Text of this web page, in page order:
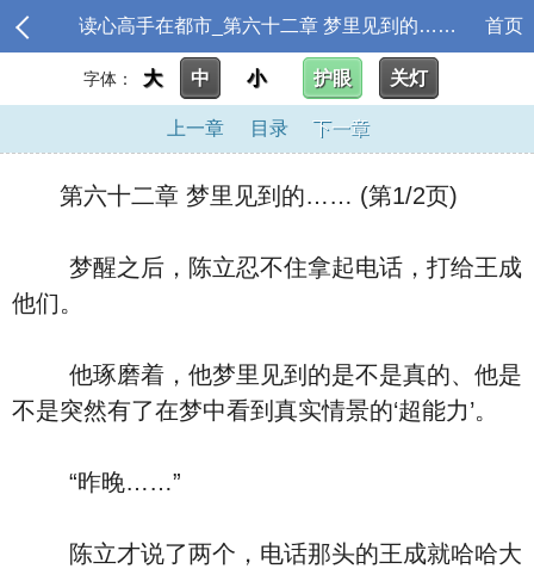
读心高手在都市_第六十二章 梦里见到的…… 首页
字体： 大 中 小 护眼 关灯
上一章 目录 下一章
第六十二章 梦里见到的…… (第1/2页)
梦醒之后，陈立忍不住拿起电话，打给王成
他们。
他琢磨着，他梦里见到的是不是真的、他是
不是突然有了在梦中看到真实情景的‘超能力’。
“昨晚……”
陈立才说了两个，电话那头的王成就哈哈大